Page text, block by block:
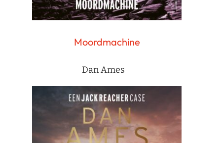
Moordmachine
Dan Ames